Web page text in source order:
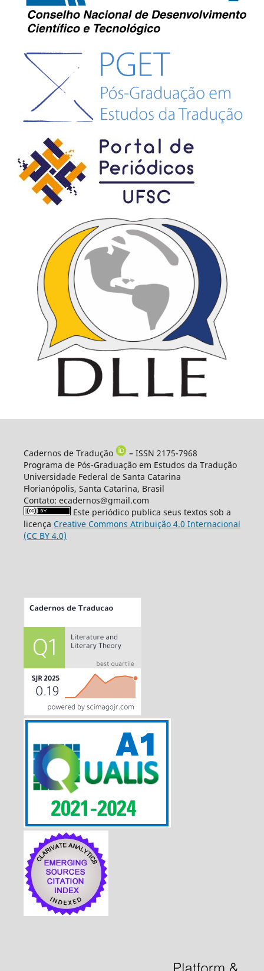
Cadernos de Tradução
– ISSN 2175-7968
Programa de Pós-Graduação em Estudos da Tradução
Universidade Federal de Santa Catarina
Florianópolis, Santa Catarina, Brasil
Contato: ecadernos@gmail.com
Este periódico publica seus textos sob a
licença Creative Commons Atribuição 4.0 Internacional
(CC BY 4.0)